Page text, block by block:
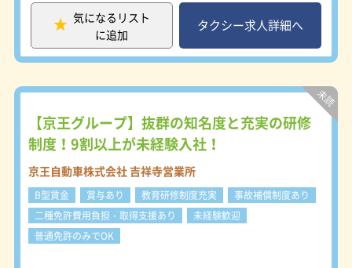
唯一のタクシー会社で、多くのお客様
のご要望にお応えしています。 ■平
均勤続年数：10年7ヶ月 業界トップク
ラスの平均勤続年数の長さを誇りま
きやすさの何よりの証です。 ■専用
室と休憩室を完備しています。女性な
らではの気遣いをお客様に提供できる
よう、京王自動車では女性乗務員さん
を積極的に採用します。 Web面接も
実施中です♪ 調布中央営業所：東京
都調布市調布ヶ丘2-14-1 吉祥寺営業
所：東京都三鷹市下連雀5-8-2 目黒営
業所：東京都目黒区上目黒5-20-11 杉
並営業所：東京都杉並区上荻4-22-9
気になるリスト
に追加
タクシー求人詳細へ
【京王グループ】抜群の知名度と充実の研修
制度！9割以上が未経験入社！
京王自動車株式会社 吉祥寺営業所
B型賃金 賞与あり 教育研修制度充実
事故補償制度あり
二種免許費用負担・取得支援あり
未経験歓迎
普通免許のみでOK